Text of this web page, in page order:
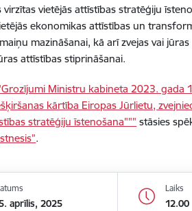
virzītas vietējās attīstības stratēģiju
ekonomikas attīstības un
mazināšanai, kā arī zvejas vai
attīstības stiprināšanai.
Ministru kabineta 2023. gada
kārtība Eiropas Jūrlietu,
stratēģiju īstenošana""" stāsies
.
aprīlis, 2025
Laiks
12.00